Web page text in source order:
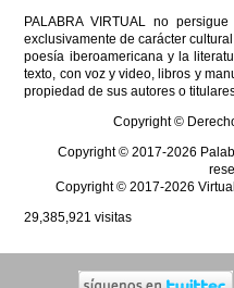
PALABRA VIRTUAL no
exclusivamente de carácter
poesía iberoamericana y la
texto, con voz y video, libros y
propiedad de sus autores o
Copyright ©
Copyright © 2017-2026
Copyright © 2017-2026
29,385,921 visitas